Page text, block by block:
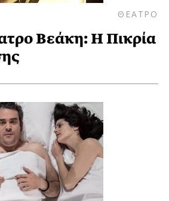
ΘΕΑΤΡΟ
Βεάκη: Η Πικρία